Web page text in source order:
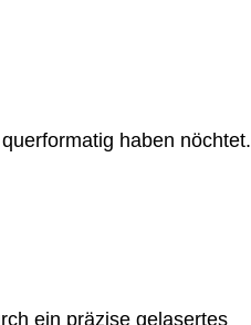
haben nöchtet.
ein präzise gelasertes